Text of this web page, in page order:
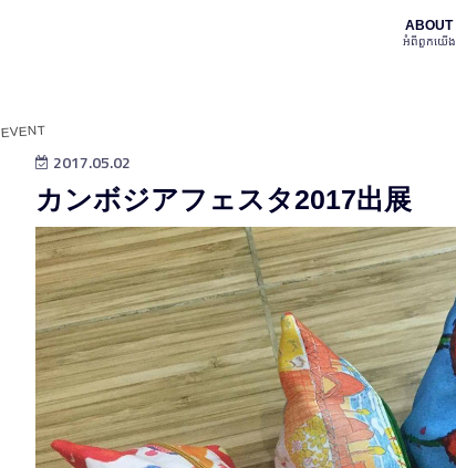
ABOUT
អំពី​ពួក​យើង
EVENT
2017.05.02
カンボジアフェスタ2017出展